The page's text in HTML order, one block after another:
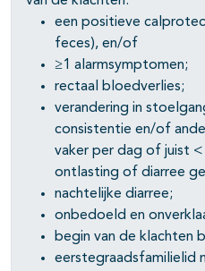
een positieve
feces), en/of
≥1 alarmsymptomen;
rectaal bloedverlies;
verandering in
consistentie en/of
vaker per dag of juist
ontlasting of diarree
nachtelijke diarree;
onbedoeld en
begin van de klachten
eerstegraadsfamilielid